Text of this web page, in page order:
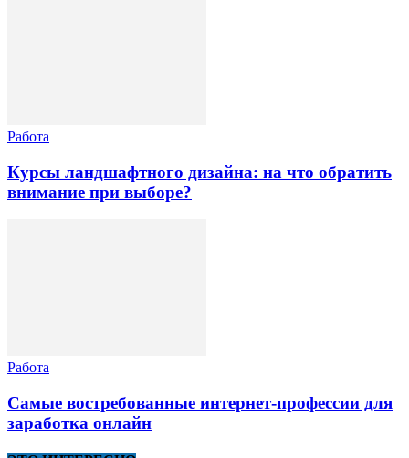
Работа
Курсы ландшафтного дизайна: на что обратить
внимание при выборе?
Работа
Самые востребованные интернет-профессии для
заработка онлайн